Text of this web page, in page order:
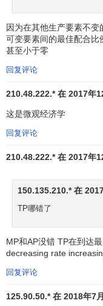
因为在其他生产要素不变
可变要素间的最佳配合比
甚至小于零
回复评论
210.48.222.* 在 2017年
这是微观经济学
回复评论
210.48.222.* 在 2017年
150.135.210.* 在
TP哪错了
MP和AP没错 TP在到达
decreasing rate
回复评论
125.90.50.* 在 2018年7